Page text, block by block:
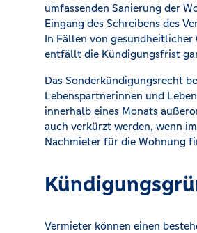
umfassenden Sanierung der
Eingang des Schreibens des
In Fällen von gesundheitlicher
entfällt die Kündigungsfrist
Das Sonderkündigungsrecht
Lebenspartnerinnen und
innerhalb eines Monats
auch verkürzt werden, wenn
Nachmieter für die Wohnung
Vermieter können einen